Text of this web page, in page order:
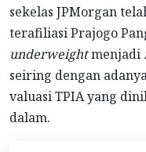
sekelas JPMorgan
terafiliasi Prajogo
underweightmenjadi
seiring dengan
valuasi TPIA yang
dalam.